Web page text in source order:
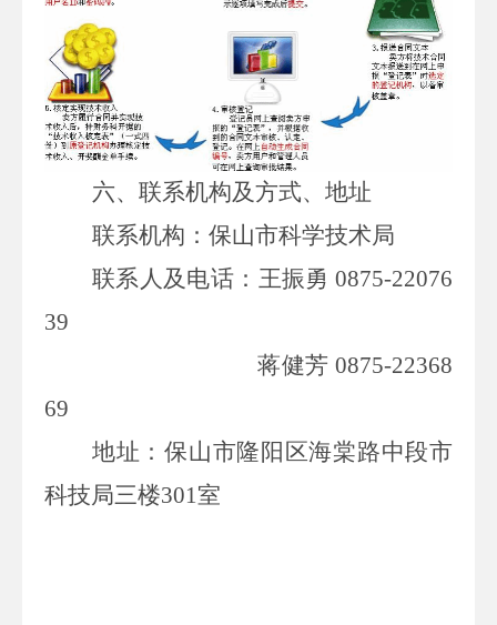
六、联系机构及方式、地址
联系机构：保山市科学技术局
联系人及电话：王振勇 0875-22076
39
蒋健芳 0875-22368
69
地址：保山市隆阳区海棠路中段市
科技局三楼301室